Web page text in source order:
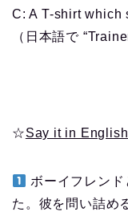
C: A T-shirt which
（日本語で
☆Say it in English
ボーイフレン
た。彼を問い詰め